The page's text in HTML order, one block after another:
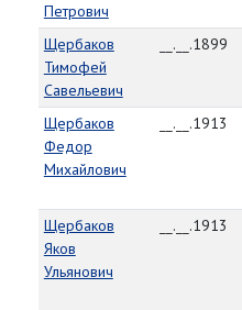
Петрович
Щербаков
Тимофей
Савельевич
__.__.1899
Щербаков
Федор
Михайлович
__.__.1913
Щербаков
Яков
Ульянович
__.__.1913